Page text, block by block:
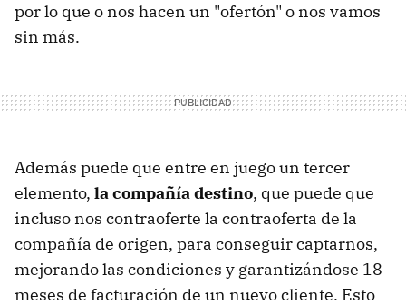
por lo que o nos hacen un "ofertón" o nos vamos
sin más.
Además puede que entre en juego un tercer
elemento, la compañía destino, que puede que
incluso nos contraoferte la contraoferta de la
compañía de origen, para conseguir captarnos,
mejorando las condiciones y garantizándose 18
meses de facturación de un nuevo cliente. Esto